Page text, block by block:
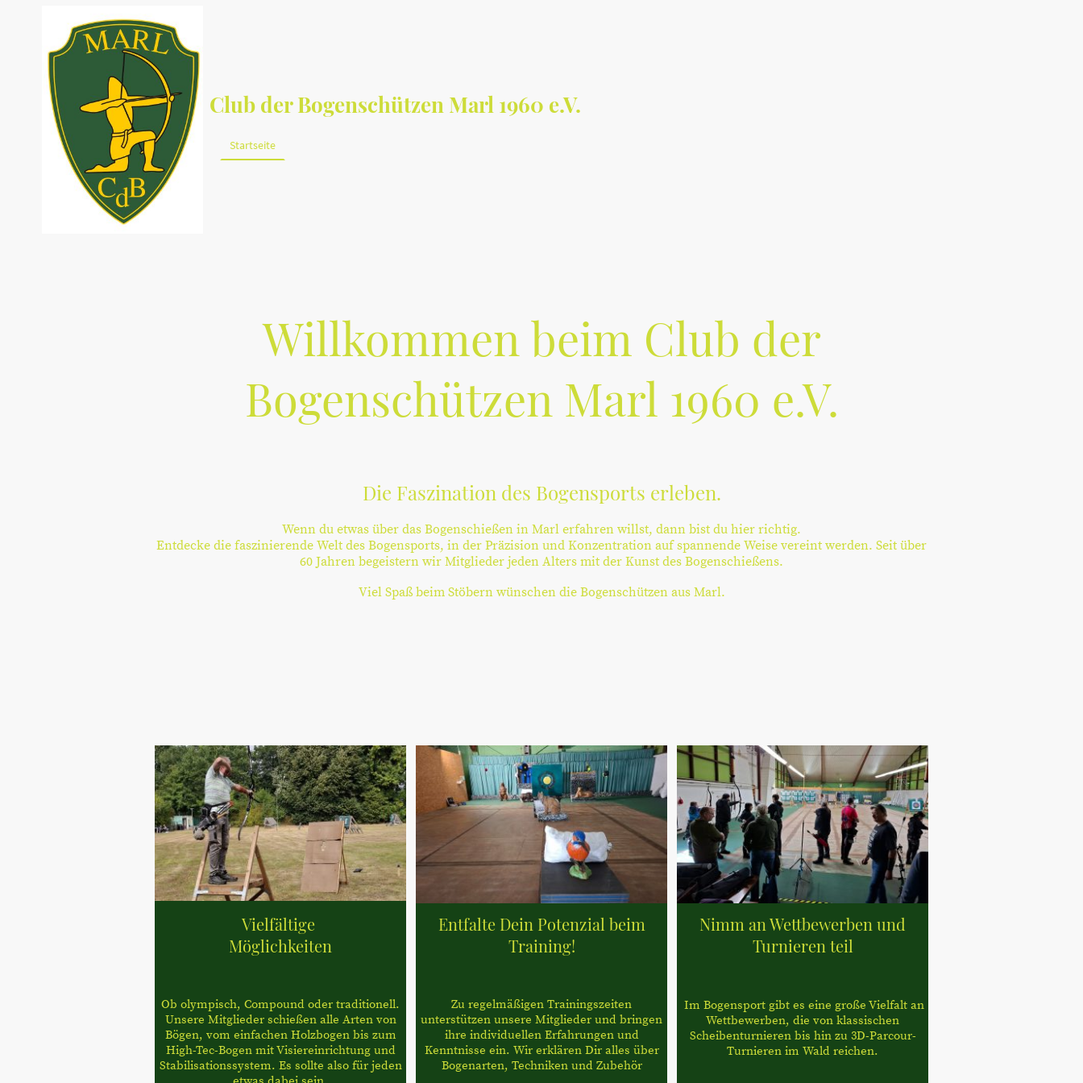
Club der Bogenschützen Marl 1960 e.V.
Startseite
Willkommen beim Club der
Bogenschützen Marl 1960 e.V.
Wenn du etwas über das Bogenschießen in Marl erfahren willst, dann bist du hier richtig.
Entdecke die faszinierende Welt des Bogensports, in der Präzision und Konzentration auf spannende Weise vereint werden. Seit über
60 Jahren begeistern wir Mitglieder jeden Alters mit der Kunst des Bogenschießens.
Viel Spaß beim Stöbern wünschen die Bogenschützen aus Marl.
Die Faszination des Bogensports erleben.
Vielfältige
Möglichkeiten
Ob olympisch, Compound oder traditionell.
Unsere Mitglieder schießen alle Arten von
Bögen, vom einfachen Holzbogen bis zum
High-Tec-Bogen mit Visiereinrichtung und
Stabilisationssystem. Es sollte also für jeden
Entfalte Dein Potenzial beim
Training!
Zu regelmäßigen Trainingszeiten
unterstützen unsere Mitglieder und bringen
ihre individuellen Erfahrungen und
Kenntnisse ein. Wir erklären Dir alles über
Bogenarten, Techniken und Zubehör
Nimm an Wettbewerben und
Turnieren teil
Im Bogensport gibt es eine große Vielfalt an
Wettbewerben, die von klassischen
Scheibenturnieren bis hin zu 3D-Parcour-
Turnieren im Wald reichen.